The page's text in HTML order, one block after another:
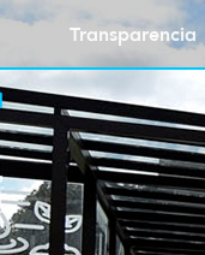
Transparencia